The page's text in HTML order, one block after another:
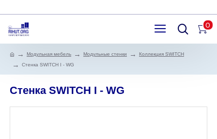
0
Модульная мебель Модульные стенки
Коллекция SWITCH
Стенка SWITCH I - WG
Стенка SWITCH I - WG